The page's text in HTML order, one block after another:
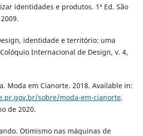
identidades e produtos. 1ª Ed. São
identidade e território: uma
Internacional de Design, v. 4,
Moda em Cianorte. 2018. Available in:
sobre/moda-em-cianorte.
de 2020.
Otimismo nas máquinas de